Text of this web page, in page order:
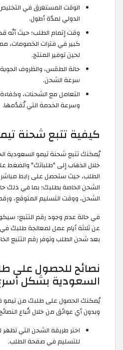
الوقت المستغرق في
الدولي لمدّة أطول.
وقت إتمام الطلب؛ حيث أنّه
كبير في فترات الخصومات،
لحين توفير المنتج.
حالة الطقس، والظروف
سرعة الشحن.
التعامل مع الشحنات،
وسرعة الخدمة التي تُقدّمها.
كيفية تتبع شحنة
يُمكنك تتبع شحنة تيمو السعودية
خلال الذهاب إلى "طلباتك" والضغط
الطلب، حيث ستحصل على رابط
الشحن الخاصة بطلبك؛ بما في ذلك
الشحن، ووقت التسليم المتوقع،
في حالة عدم وجود رقم التتبع؛
عن ثلاثة أيام عمل لمعالجة طلبك
بعد شحن الطلب وتوفر رقم التتبع
نصائح للحصول على
السعودية بشكل
يُمكنك الحصول على طلبك من
وبدون أي عوائق من خلال اتّباع النصائح
اختر طريقة الشحن التي
للتسليم في صفحة الطلب.